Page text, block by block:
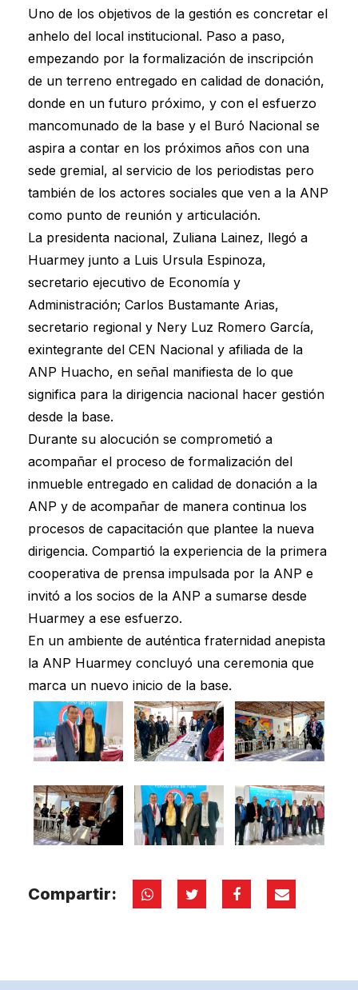
Uno de los objetivos de la gestión es concretar el
anhelo del local institucional. Paso a paso,
empezando por la formalización de inscripción
de un terreno entregado en calidad de donación,
donde en un futuro próximo, y con el esfuerzo
mancomunado de la base y el Buró Nacional se
aspira a contar en los próximos años con una
sede gremial, al servicio de los periodistas pero
también de los actores sociales que ven a la ANP
como punto de reunión y articulación.
La presidenta nacional, Zuliana Lainez, llegó a
Huarmey junto a Luis Ursula Espinoza,
secretario ejecutivo de Economía y
Administración; Carlos Bustamante Arias,
secretario regional y Nery Luz Romero García,
exintegrante del CEN Nacional y afiliada de la
ANP Huacho, en señal manifiesta de lo que
significa para la dirigencia nacional hacer gestión
desde la base.
Durante su alocución se comprometió a
acompañar el proceso de formalización del
inmueble entregado en calidad de donación a la
ANP y de acompañar de manera continua los
procesos de capacitación que plantee la nueva
dirigencia. Compartió la experiencia de la primera
cooperativa de prensa impulsada por la ANP e
invitó a los socios de la ANP a sumarse desde
Huarmey a ese esfuerzo.
En un ambiente de auténtica fraternidad anepista
la ANP Huarmey concluyó una ceremonia que
marca un nuevo inicio de la base.
Compartir: